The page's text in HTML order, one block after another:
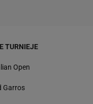
TURNIEJE
Open
Garros